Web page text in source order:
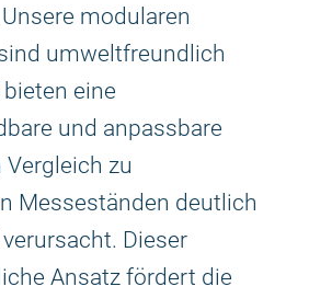
Unsere modularen
umweltfreundlich
eine
und anpassbare
zu
Messeständen deutlich
Dieser
Ansatz fördert die